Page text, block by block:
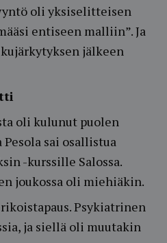
oli yksiselitteisen
entiseen malliin”. Ja
jälkeen
oli kulunut puolen
Pesola sai osallistua
-kurssille Salossa.
joukossa oli miehiäkin.
Psykiatrinen
ja siellä oli muutakin